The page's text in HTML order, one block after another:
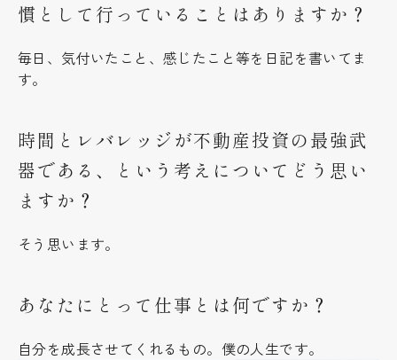
慣として行っていることはありますか？
毎日、気付いたこと、感じたこと等を日記を書いてま
す。
時間とレバレッジが不動産投資の最強武
器である、という考えについてどう思い
ますか？
そう思います。
あなたにとって仕事とは何ですか？
自分を成長させてくれるもの。僕の人生です。